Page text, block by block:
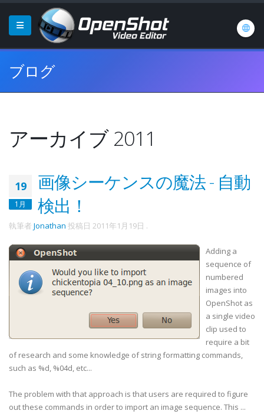
ブログ
アーカイブ 2011
19
1月
画像シーケンスの魔法 - 自動
検出！
執筆者 Jonathan 投稿日 2011年1月19日 .
Adding a
sequence of
numbered
images into
OpenShot as
a single video
clip used to
require a bit
of research and some knowledge of string formatting commands,
such as %d, %04d, etc...
The problem with that approach is that users are required to figure
out these commands in order to import an image sequence. This ...